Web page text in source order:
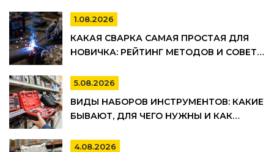
1.08.2026
КАКАЯ СВАРКА САМАЯ ПРОСТАЯ ДЛЯ
НОВИЧКА: РЕЙТИНГ МЕТОДОВ И СОВЕТЫ
5.08.2026
ВИДЫ НАБОРОВ ИНСТРУМЕНТОВ: КАКИЕ
БЫВАЮТ, ДЛЯ ЧЕГО НУЖНЫ И КАК
4.08.2026